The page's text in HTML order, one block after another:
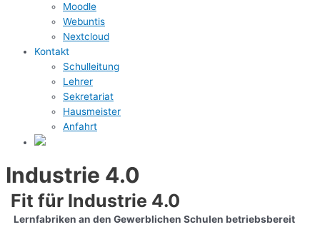
Moodle
Webuntis
Nextcloud
Kontakt
Schulleitung
Lehrer
Sekretariat
Hausmeister
Anfahrt
Industrie 4.0
Fit für Industrie 4.0
Lernfabriken an den Gewerblichen Schulen betriebsbereit